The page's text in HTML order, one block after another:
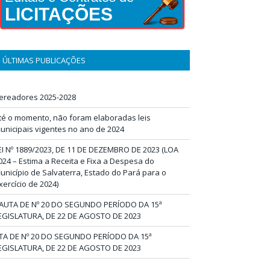
LICITAÇÕES
ÚLTIMAS PUBLICAÇÕES
2025-2028
o momento, não foram elaboradas leis
vigentes no ano de 2024
Nº 1889/2023, DE 11 DE DEZEMBRO DE 2023 (LOA
– Estima a Receita e Fixa a Despesa do
de Salvaterra, Estado do Pará para o
de 2024)
DE Nº 20 DO SEGUNDO PERÍODO DA 15ª
DE 22 DE AGOSTO DE 2023
DE Nº 20 DO SEGUNDO PERÍODO DA 15ª
DE 22 DE AGOSTO DE 2023